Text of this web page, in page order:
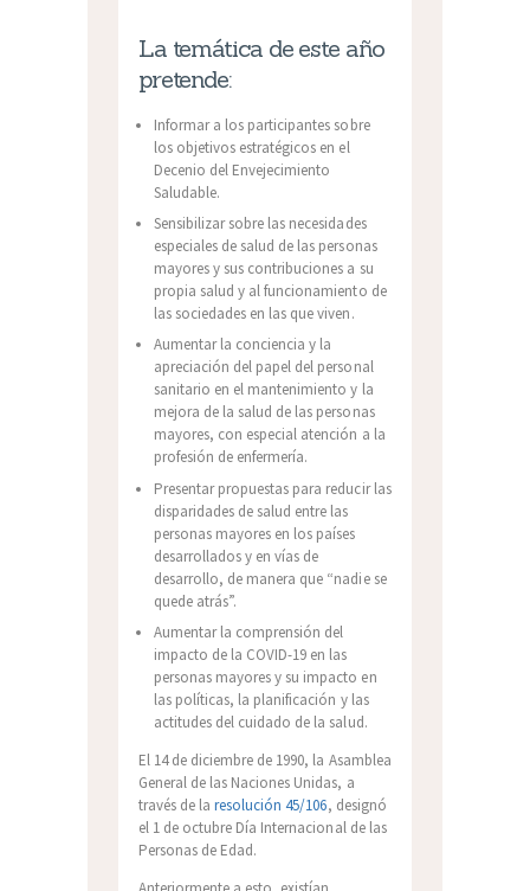
La temática de este año
pretende:
Informar a los participantes sobre
los objetivos estratégicos en el
Decenio del Envejecimiento
Saludable.
Sensibilizar sobre las necesidades
especiales de salud de las personas
mayores y sus contribuciones a su
propia salud y al funcionamiento de
las sociedades en las que viven.
Aumentar la conciencia y la
apreciación del papel del personal
sanitario en el mantenimiento y la
mejora de la salud de las personas
mayores, con especial atención a la
profesión de enfermería.
Presentar propuestas para reducir las
disparidades de salud entre las
personas mayores en los países
desarrollados y en vías de
desarrollo, de manera que “nadie se
quede atrás”.
Aumentar la comprensión del
impacto de la COVID-19 en las
personas mayores y su impacto en
las políticas, la planificación y las
actitudes del cuidado de la salud.
El 14 de diciembre de 1990, la Asamblea
General de las Naciones Unidas, a
través de laresolución 45/106, designó
el 1 de octubre Día Internacional de las
Personas de Edad.